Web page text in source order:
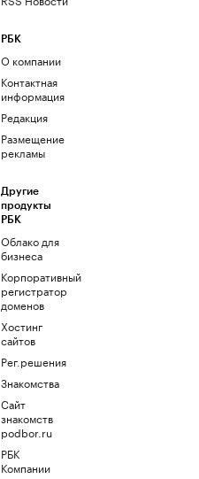
РБК
О компании
Контактная
информация
Редакция
Размещение
рекламы
Другие
продукты
РБК
Облако для
бизнеса
Корпоративный
регистратор
доменов
Хостинг
сайтов
Рег.решения
Знакомства
Сайт
знакомств
podbor.ru
РБК
Компании